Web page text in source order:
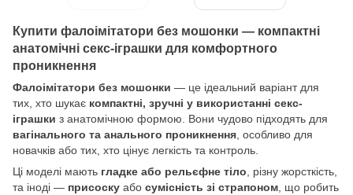
Купити фалоімітатори без мошонки — компактні
анатомічні секс-іграшки для комфортного
проникнення
Фалоімітатори без мошонки — це ідеальний варіант для
тих, хто шукає компактні, зручні у використанні секс-
іграшки з анатомічною формою. Вони чудово підходять для
вагінального та анального проникнення , особливо для
новачків або тих, хто цінує легкість та контроль.
Ці моделі мають гладке або рельєфне тіло , різну жорсткість,
та іноді — присоску або сумісність зі страпоном , що робить